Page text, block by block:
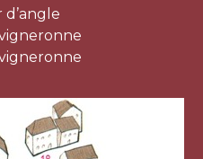
d’angle